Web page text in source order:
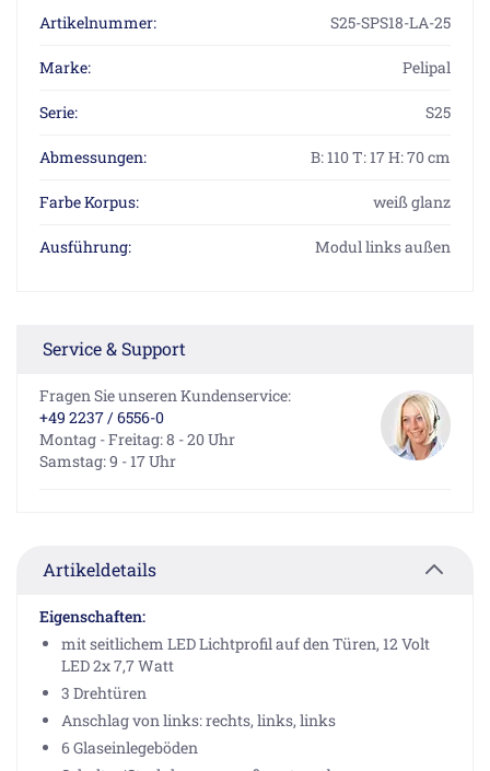
Artikelnummer: S25-SPS18-LA-25
Marke: Pelipal
Serie: S25
Abmessungen: B: 110 T: 17 H: 70 cm
Farbe Korpus: weiß glanz
Ausführung: Modul links außen
Service & Support
Fragen Sie unseren Kundenservice:
+49 2237 / 6556-0
Montag - Freitag: 8 - 20 Uhr
Samstag: 9 - 17 Uhr
Artikeldetails
Eigenschaften:
mit seitlichem LED Lichtprofil auf den Türen, 12 Volt
LED 2x 7,7 Watt
3 Drehtüren
Anschlag von links: rechts, links, links
6 Glaseinlegeböden